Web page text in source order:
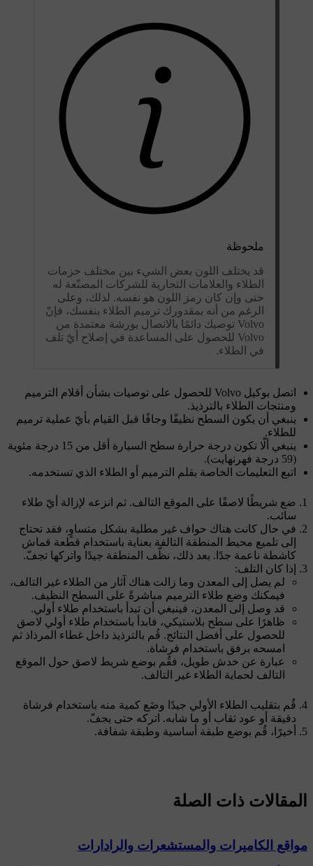
ملحوظة
قد يختلف اللون بعض الشيء بين مختلف حزمات
الطلاء والعلامات التجارية للشركات المصنّعة له
حتى وإن كان رمز اللون هو نفسه. لذلك، وعلى
الرغم من أنه بمقدورك ترميم الطلاء بنفسك، فإنّ
Volvo توصيك دائمًا بالاتصال بورشة معتمدة من
Volvo للحصول على المساعدة في إصلاح أيّ تلف
في الطلاء.
اتصل بوكيل Volvo للحصول على توصيات بشأن أقلام الترميم
ومنتجات الطلاء بالترذيذ.
ينبغي أن يكون السطح نظيفًا وجافًا قبل القيام بأيّ عملية ترميم
للطلاء.
ينبغي ألّا تكون درجة حرارة سطح السيارة أقل من 15 درجة مئوية
(59 درجة فهرنهايت).
اتبع التعليمات الخاصة بقلم الترميم أو الطلاء الذي تستخدمه.
ضع شريطًا لاصقًا على الموقع التالف. ثم انزعه لإزالة أيّ طلاء
سائب.
في حال كانت هناك حواف غير مطلية بشكل متساوٍ، فقد تحتاج
إلى تلميع محيط المنطقة التالفة بعناية باستخدام قطعة قماش
كاشطة ناعمة جدًا. بعد ذلك، نظّف المنطقة جيدًا واتركها تجفّ.
إذا كان التلف:
لم يصل إلى المعدن وما زالت هناك آثار من الطلاء غير التالف،
فيمكنك وضع طلاء الترميم مباشرةً على السطح النظيف.
قد وصل إلى المعدن، فينبغي أن تبدأ باستخدام طلاء أولي.
ظاهرًا على سطح بلاستيكي، فابدأ باستخدام طلاء أولي لاصق
للحصول على أفضل النتائج. قُم بالترذيذ داخل غطاء المرذاذ ثم
امسحه برفق باستخدام فرشاة.
عبارة عن خدش طويل، فقُم بوضع شريط لاصق حول الموقع
التالف لحماية الطلاء غير التالف.
قُم بتقليب الطلاء الأولي جيدًا وضَع كمية منه باستخدام فرشاة
دقيقة أو عود ثقاب أو ما شابه. اتركه حتى يجفّ.
أخيرًا، قُم بوضع طبقة أساسية وطبقة شفافة.
المقالات ذات الصلة
مواقع الكاميرات والمستشعرات والرادارات